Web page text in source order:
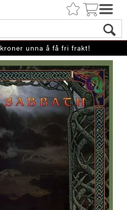
kroner unna å få fri frakt!